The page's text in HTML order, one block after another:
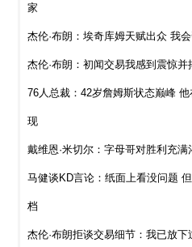
家
杰伦·布朗：埃奇库姆天赋出众 我
杰伦·布朗：初闻交易我感到震惊
76人总裁：42岁詹姆斯状态巅峰
现
戴维恩·米切尔：字母哥对胜利充
马健谈KD言论：纸面上看没问题
档
杰伦·布朗拒谈交易细节：我已放